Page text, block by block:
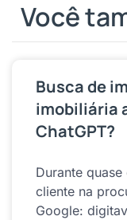
Você
Busca de
imobiliária
ChatGPT?
Durante
cliente na
Google: